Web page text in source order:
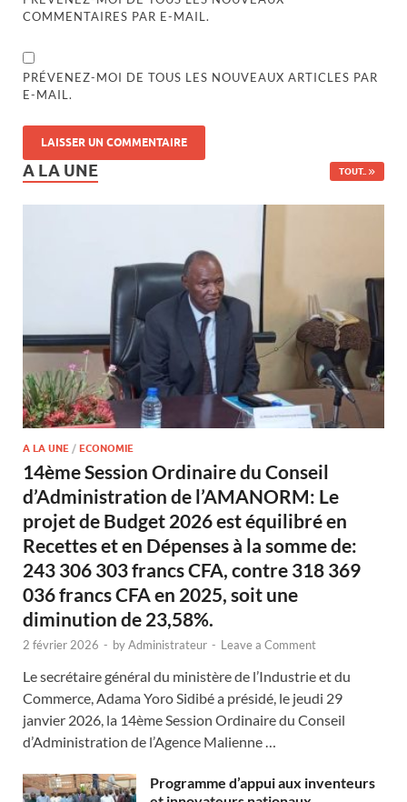
COMMENTAIRES PAR E-MAIL.
PRÉVENEZ-MOI DE TOUS LES NOUVEAUX ARTICLES PAR
E-MAIL.
A LA UNE TOUT..
A LA UNE / ECONOMIE
14ème Session Ordinaire du Conseil
d’Administration de l’AMANORM: Le
projet de Budget 2026 est équilibré en
Recettes et en Dépenses à la somme de:
243 306 303 francs CFA, contre 318 369
036 francs CFA en 2025, soit une
diminution de 23,58%.
2 février 2026 - byAdministrateur - Leave a Comment
Le secrétaire général du ministère de l’Industrie et du
Commerce, Adama Yoro Sidibé a présidé, le jeudi 29
janvier 2026, la 14ème Session Ordinaire du Conseil
d’Administration de l’Agence Malienne …
Programme d’appui aux inventeurs